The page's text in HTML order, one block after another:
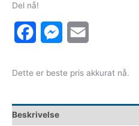
Del nå!
FacebookMessenger
Dette er beste pris akkurat nå.
Beskrivelse